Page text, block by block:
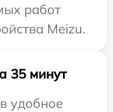
работ
Meizu.
35 минут
удобное